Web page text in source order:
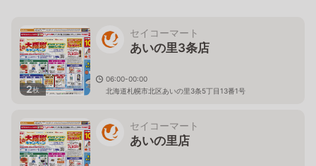
2枚
セイコーマート
あいの里3条店
06:00-00:00
北海道札幌市北区あいの里3条5丁目13番1号
セイコーマート
あいの里店